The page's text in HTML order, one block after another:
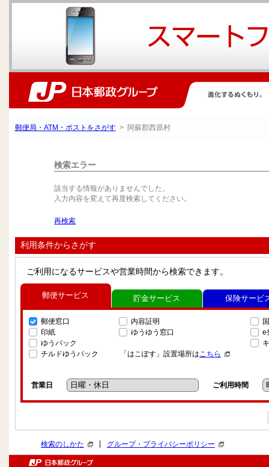
郵便局・ATM・ポストをさがす > 阿蘇郡西原村
検索エラー
該当する情報がありませんでした。
入力内容を変えて再度検索してください。
再検索
利用条件からさがす
ご利用になるサービスや営業時間から検索できます。
郵便サービス
郵便窓口
印紙
ゆうパック
チルドゆうパック
内容証明
ゆうゆう窓口
「はこぽす」設置場所はこちら
e
営業日 ご利用時間
貯金サービス 保険サービ
検索のしかた グループ・プライバシーポリシー